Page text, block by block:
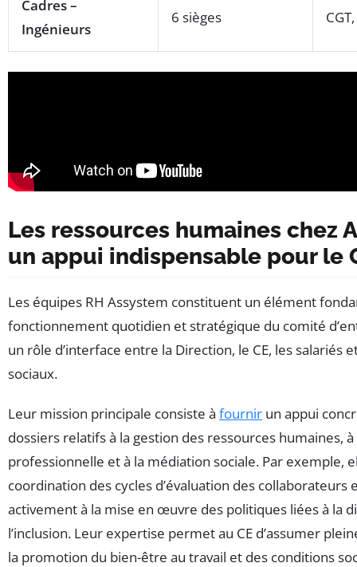
Cadres –
Ingénieurs
6 sièges
Les ressources humaines chez
un appui indispensable pour le
Les équipes RH Assystem constituent un élément
fonctionnement quotidien et stratégique du comité
un rôle d’interface entre la Direction, le CE, les salariés
sociaux.
Leur mission principale consiste à fournir un appui
dossiers relatifs à la gestion des ressources humaines,
professionnelle et à la médiation sociale. Par exemple,
coordination des cycles d’évaluation des collaborateurs
activement à la mise en œuvre des politiques liées à la
l’inclusion. Leur expertise permet au CE d’assumer
la promotion du bien-être au travail et des conditions